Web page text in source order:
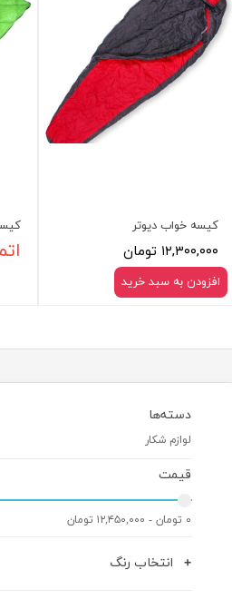
دسته‌ها
لوازم شکار
قیمت
۰ تومان - ۱۲,۴۵۰,۰۰۰ تومان
انتخاب رنگ
کیسه خواب دیوتر
۱۲,۳۰۰,۰۰۰ تومان
افزودن به سبد خرید